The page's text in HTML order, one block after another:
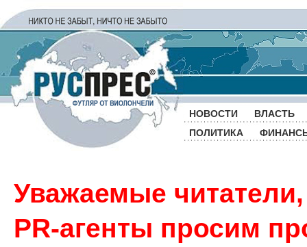
НОВОСТИ
ВЛАСТЬ
ПОЛИТИКА
Уважаемые
PR-агенты просим